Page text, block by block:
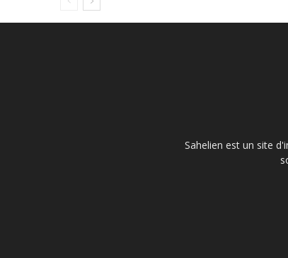
Sahelien est un site